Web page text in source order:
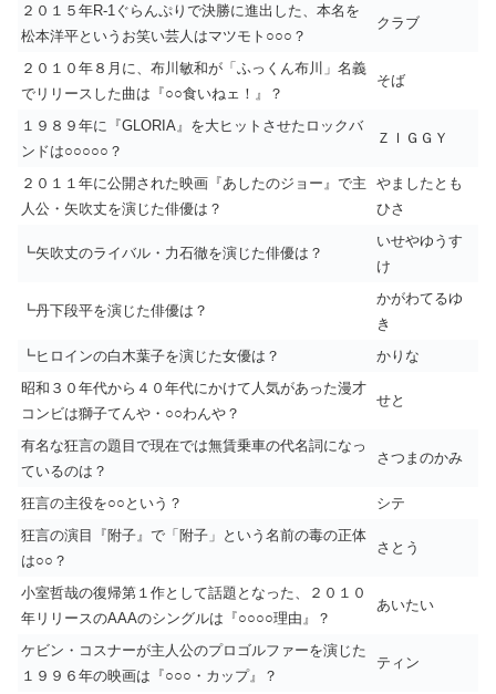
２０１５年R-1ぐらんぷりで決勝に進出した、本名を
松本洋平というお笑い芸人はマツモト○○○？
クラブ
２０１０年８月に、布川敏和が「ふっくん布川」名義
でリリースした曲は『○○食いねェ！』？
そば
１９８９年に『GLORIA』を大ヒットさせたロックバ
ンドは○○○○○？
ＺＩＧＧＹ
２０１１年に公開された映画『あしたのジョー』で主
人公・矢吹丈を演じた俳優は？
やましたとも
ひさ
┗矢吹丈のライバル・力石徹を演じた俳優は？
いせやゆうす
け
┗丹下段平を演じた俳優は？
かがわてるゆ
き
┗ヒロインの白木葉子を演じた女優は？
かりな
昭和３０年代から４０年代にかけて人気があった漫才
コンビは獅子てんや・○○わんや？
せと
有名な狂言の題目で現在では無賃乗車の代名詞になっ
ているのは？
さつまのかみ
狂言の主役を○○という？
シテ
狂言の演目『附子』で「附子」という名前の毒の正体
は○○？
さとう
小室哲哉の復帰第１作として話題となった、２０１０
年リリースのAAAのシングルは『○○○○理由』？
あいたい
ケビン・コスナーが主人公のプロゴルファーを演じた
１９９６年の映画は『○○○・カップ』？
ティン